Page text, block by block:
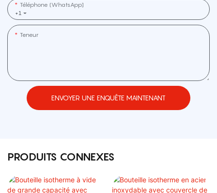
+1
Téléphone (WhatsApp]
Teneur
ENVOYER UNE ENQUÊTE MAINTENANT
PRODUITS CONNEXES